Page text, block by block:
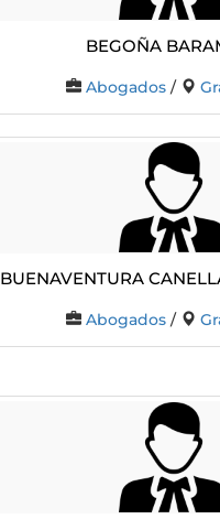
BEGOÑA
Abogados /
BUENAVENTURA
Abogados /